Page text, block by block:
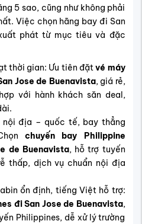
5 sao, cũng như không phải
Việc chọn hãng bay đi San
phát từ mục tiêu và đặc
thời gian: Ưu tiên đặtvé máy
Jose de Buenavista, giá rẻ,
với hành khách săn deal,
nội địa – quốc tế, bay thẳng
chuyến bay Philippine
de Buenavista, hỗ trợ tuyến
thấp, dịch vụ chuẩn nội địa
ổn định, tiếng Việt hỗ trợ:
đi San Jose de Buenavista,
Philippines, dễ xử lý trường